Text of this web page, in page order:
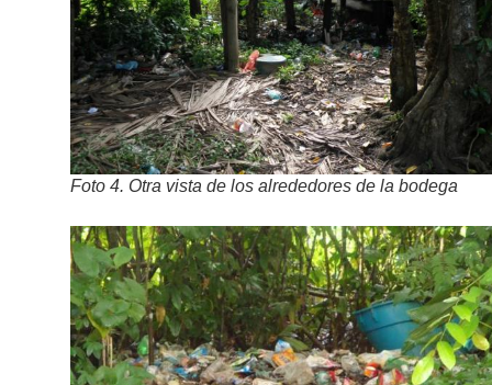
Foto 4. Otra vista de los alrededores de la bodega